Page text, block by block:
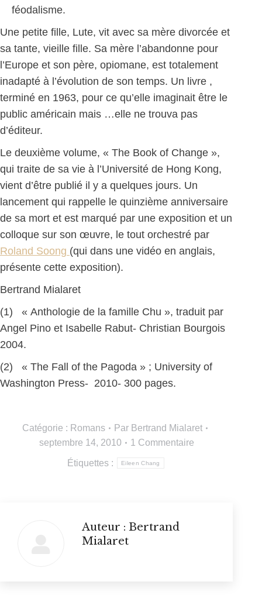
féodalisme.
Une petite fille, Lute, vit avec sa mère divorcée et
sa tante, vieille fille. Sa mère l’abandonne pour
l’Europe et son père, opiomane, est totalement
inadapté à l’évolution de son temps. Un livre ,
terminé en 1963, pour ce qu’elle imaginait être le
public américain mais …elle ne trouva pas
d’éditeur.
Le deuxième volume, « The Book of Change »,
qui traite de sa vie à l’Université de Hong Kong,
vient d’être publié il y a quelques jours. Un
lancement qui rappelle le quinzième anniversaire
de sa mort et est marqué par une exposition et un
colloque sur son œuvre, le tout orchestré par
Roland Soong (qui dans une vidéo en anglais,
présente cette exposition).
Bertrand Mialaret
(1) « Anthologie de la famille Chu », traduit par
Angel Pino et Isabelle Rabut- Christian Bourgois
2004.
(2) « The Fall of the Pagoda » ; University of
Washington Press- 2010- 300 pages.
Catégorie : Romans Par Bertrand Mialaret
septembre 14, 2010
1 Commentaire
Étiquettes : Eileen Chang
Auteur : Bertrand
Mialaret